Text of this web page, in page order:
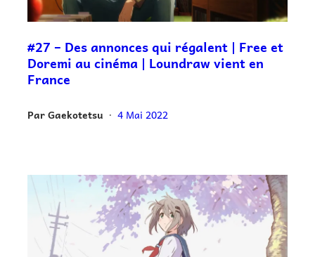
#27 – Des annonces qui régalent | Free et
Doremi au cinéma | Loundraw vient en
France
ParGaekotetsu • 4 Mai 2022